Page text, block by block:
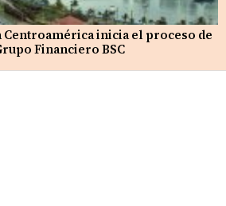
inicia el proceso de
Financiero BSC